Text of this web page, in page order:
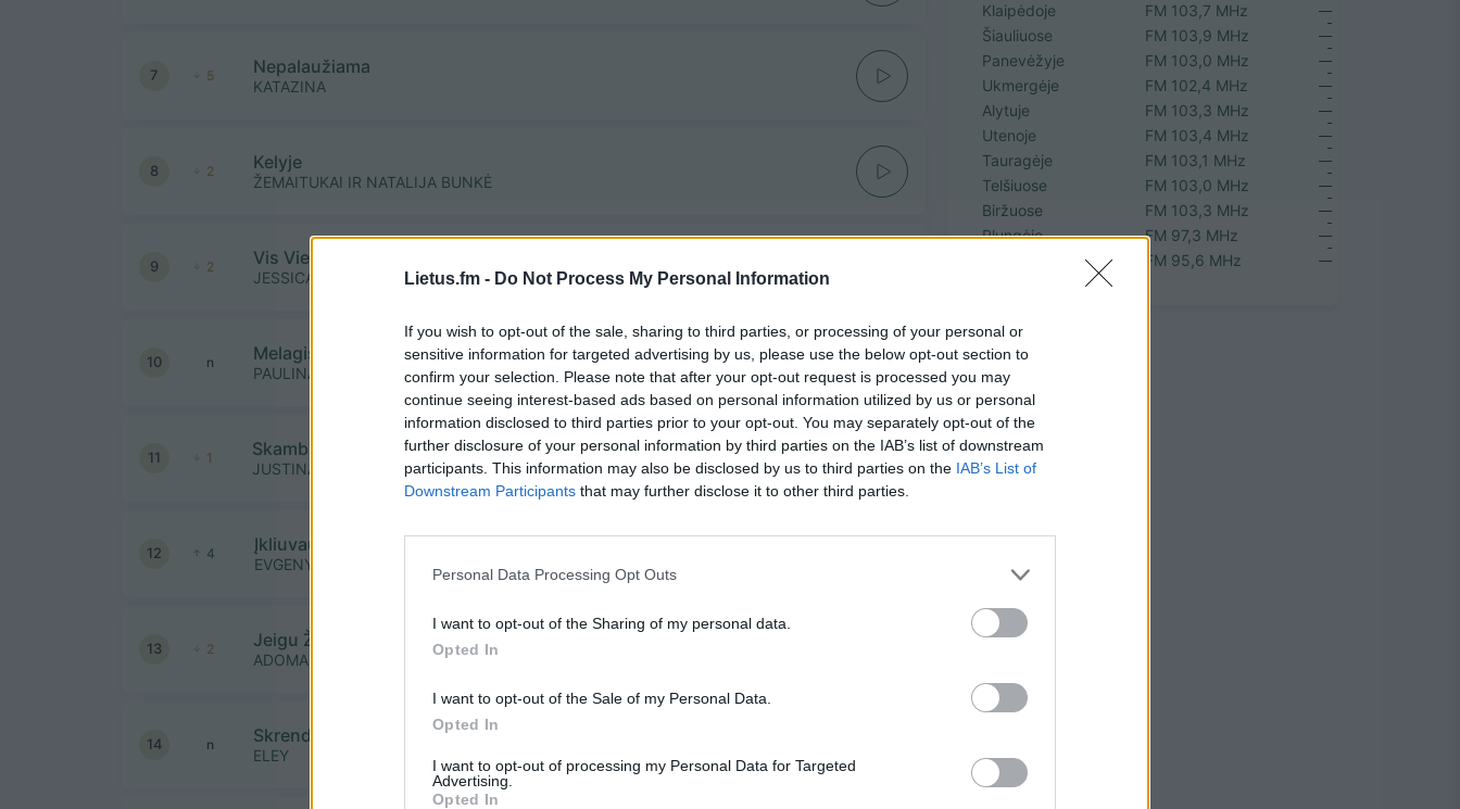
Lietus.fm - Do Not Process My Personal Information
If you wish to opt-out of the sale, sharing to third parties, or processing of your personal or
sensitive information for targeted advertising by us, please use the below opt-out section to
confirm your selection. Please note that after your opt-out request is processed you may
continue seeing interest-based ads based on personal information utilized by us or personal
information disclosed to third parties prior to your opt-out. You may separately opt-out of the
further disclosure of your personal information by third parties on the IAB’s list of downstream
participants. This information may also be disclosed by us to third parties on the IAB’s List of
Downstream Participants that may further disclose it to other third parties.
Personal Data Processing Opt Outs
I want to opt-out of the Sharing of my personal data.
Opted In
I want to opt-out of the Sale of my Personal Data.
Opted In
I want to opt-out of processing my Personal Data for Targeted
Advertising.
Opted In
7 5 Nepalaužiama
KATAZINA
8 2 Kelyje
ŽEMAITUKAI IR NATALIJA BUNKĖ
9 2 Vis Vien
JESSICA SHY
10 n Melagis
PAULINA PAUKSTAITYTE IR ATLANTA
11 1 Skambinau bažnyčiai
JUSTINAS JARUTIS IR ROKAS YAN
12 4 Įkliuvau
EVGENYA REDKO
13 2 Jeigu Žinai Ko Tu Nori
ADOMAS VYSNIAUSKAS
14 n Skrendi (2025)
ELEY
Klaipėdoje
FM 103,7 MHz
Šiauliuose
FM 103,9 MHz
Panevėžyje
FM 103,0 MHz
Ukmergėje
FM 102,4 MHz
Alytuje
FM 103,3 MHz
Utenoje
FM 103,4 MHz
Tauragėje
FM 103,1 MHz
Telšiuose
FM 103,0 MHz
Biržuose
FM 103,3 MHz
Plungėje
FM 97,3 MHz
FM 95,6 MHz